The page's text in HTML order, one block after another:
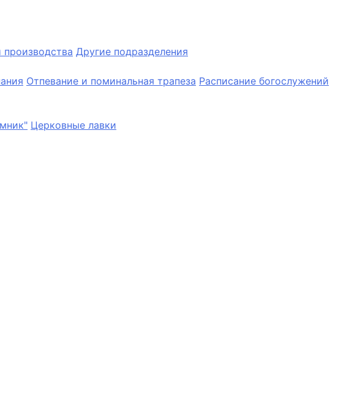
Другие подразделения
Отпевание и поминальная трапеза Расписание богослужений
Церковные лавки